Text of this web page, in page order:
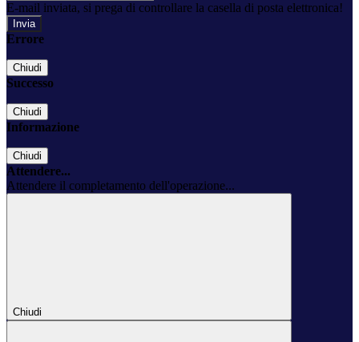
E-mail inviata, si prega di controllare la casella di posta elettronica!
Errore
Chiudi
Successo
Chiudi
Informazione
Chiudi
Attendere...
Attendere il completamento dell'operazione...
Chiudi